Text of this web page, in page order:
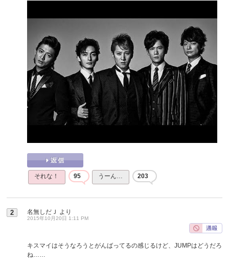
それな！ 95 うーん… 203
2 名無しだＪ より
2015年10月20日 1:11 PM
キスマイはそうなろうとがんばってるの感じるけど、JUMPはどうだろ
ね……